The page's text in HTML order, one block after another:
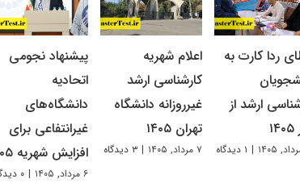
ردا کارت به
ارشد از
| ۱ دیدگاه
اعلام شهریه
کارشناسی ارشد
غیرروزانه دانشگاه
تهران ۱۴۰۵
۷ مرداد, ۱۴۰۵ | ۳ دیدگاه
پیشنهاد نجومی
اتحادیه
دانشگاه‌های
غیرانتفاعی برای
افزایش شهریه ۱۴۰۵
۶ مرداد, ۱۴۰۵ | ۰ دیدگاه